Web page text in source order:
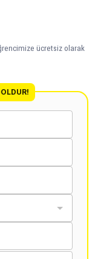
ücretsiz olarak